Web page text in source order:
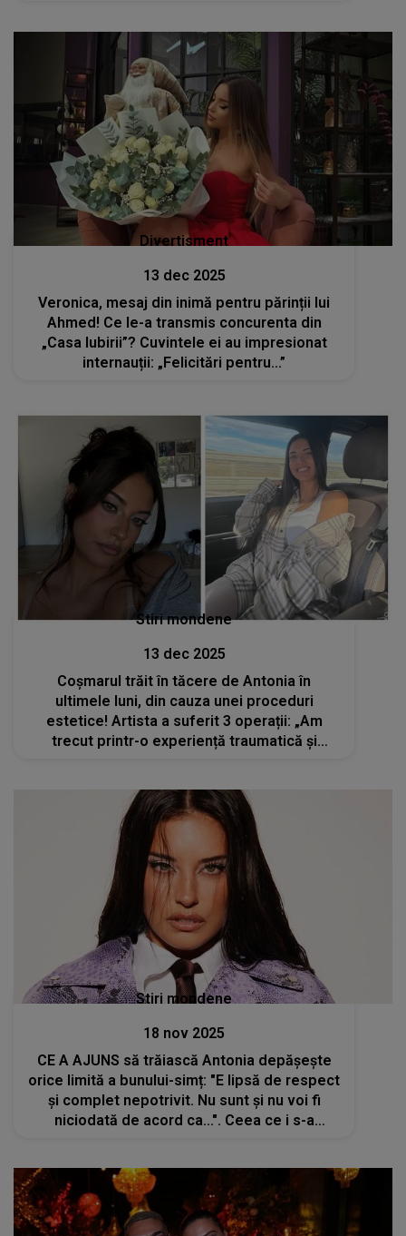
Divertisment
13 dec 2025
Veronica, mesaj din inimă pentru părinții lui
Ahmed! Ce le-a transmis concurenta din
„Casa Iubirii”? Cuvintele ei au impresionat
internauții: „Felicitări pentru...”
Stiri mondene
13 dec 2025
Coșmarul trăit în tăcere de Antonia în
ultimele luni, din cauza unei proceduri
estetice! Artista a suferit 3 operații: „Am
trecut printr-o experiență traumatică și
Stiri mondene
18 nov 2025
CE A AJUNS să trăiască Antonia depășește
orice limită a bunului-simț: "E lipsă de respect
și complet nepotrivit. Nu sunt și nu voi fi
niciodată de acord ca...". Ceea ce i s-a